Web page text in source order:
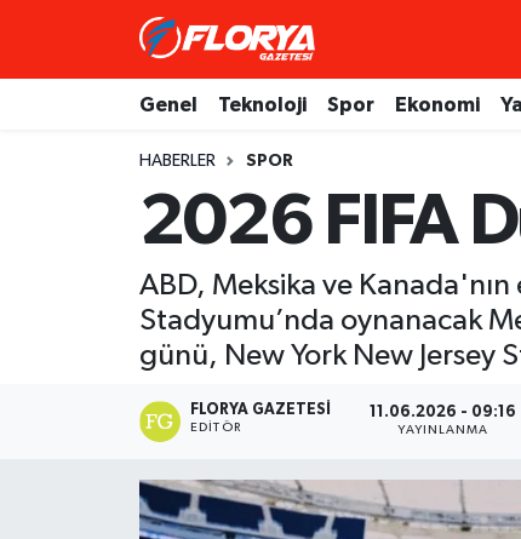
Genel Teknoloji Spor Ekonomi
HABERLER SPOR
2026 FIFA
ABD, Meksika ve
Stadyumu’nda oynanacak
günü, New York New Jersey
FLORYA GAZETESI
EDITÖR
11.06.2026 - 09:16
YAYINLANMA
Trafik Durumu
Süper Lig Puan Durumu ve Fikstür
Tüm Manşetler
Son Dakika Haberleri
Haber Arşivi